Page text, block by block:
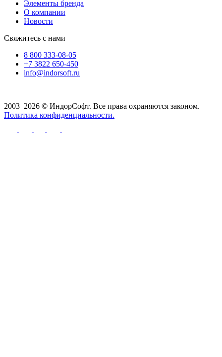
Элементы бренда
О компании
Новости
Свяжитесь с нами
8 800 333-08-05
+7 3822 650-450
info@indorsoft.ru
2003–2026 © ИндорСофт. Все права охраняются законом.
Политика конфиденциальности.